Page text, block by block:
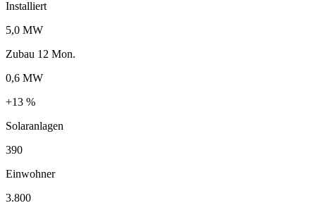
Installiert
5,0 MW
Zubau 12 Mon.
0,6 MW
+13 %
Solaranlagen
390
Einwohner
3.800